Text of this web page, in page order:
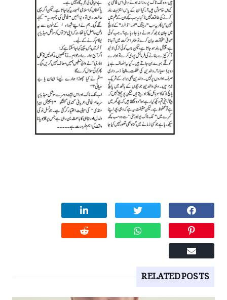
RELATED POSTS